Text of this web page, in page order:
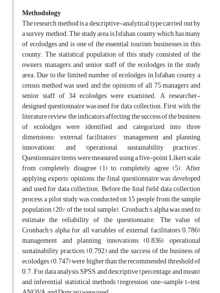
Methodology
The research method is a descriptive-analytical type carried out by
a survey method. The study area is Isfahan county, which has many
of ecolodges and is one of the essential tourism businesses in this
county. The statistical population of this study consisted of the
owners, managers, and senior staff of the ecolodges in the study
area. Due to the limited number of ecolodges in Isfahan county, a
census method was used, and the opinions of all 75 managers and
senior staff of 34 ecolodges were examined. A researcher-
designed questionnaire was used for data collection. First, with the
literature review, the indicators affecting the success of the business
of ecolodges were identified and categorized into three
dimensions: ‘external facilitators’, ‘management and planning
innovations’, and ‘operational sustainability practices’.
Questionnaire items were measured using a five-point Likert scale
from completely disagree (1) to completely agree (5). After
applying experts' opinions, the final questionnaire was developed
and used for data collection. Before the ﬁnal field data collection
process, a pilot study was conducted on 15 people from the sample
population (20% of the total sample). Cronbach’s alpha was used to
estimate the reliability of the questionnaire. The value of
Cronbach’s alpha for all variables of external facilitators 0.786),
management and planning innovations (0.836), operational
sustainability practices (0.792,) and the success of the business of
ecolodges (0.747) were higher than the recommended threshold of
0.7. For data analysis, SPSS and descriptive (percentage, and mean),
and inferential statistical methods (regression, one-sample t-test,